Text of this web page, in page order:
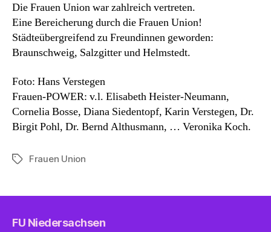
Die Frauen Union war zahlreich vertreten.
Eine Bereicherung durch die Frauen Union!
Städteübergreifend zu Freundinnen geworden:
Braunschweig, Salzgitter und Helmstedt.
Foto: Hans Verstegen
Frauen-POWER: v.l. Elisabeth Heister-Neumann,
Cornelia Bosse, Diana Siedentopf, Karin Verstegen, Dr.
Birgit Pohl, Dr. Bernd Althusmann, … Veronika Koch.
Schlagwörter
Frauen Union
FU Niedersachsen